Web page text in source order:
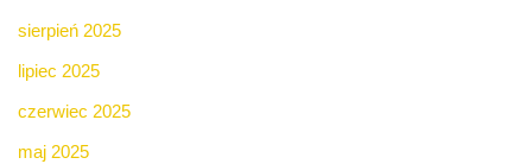
sierpień 2025
lipiec 2025
czerwiec 2025
maj 2025